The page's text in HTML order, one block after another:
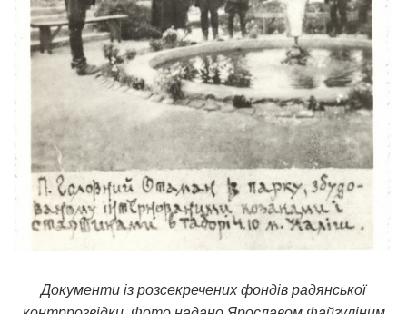
Документи із розсекречених фондів радянської